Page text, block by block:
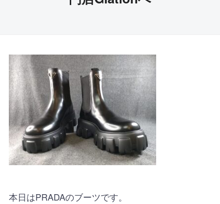
本日はPRADAのブーツです。